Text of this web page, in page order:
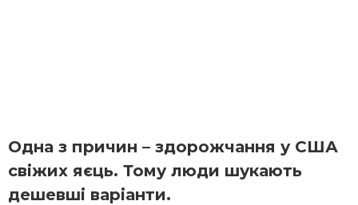
Одна з причин – здорожчання у США
свіжих яєць. Тому люди шукають
дешевші варіанти.